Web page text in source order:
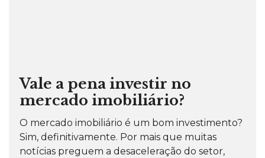
Vale a pena investir no
mercado imobiliário?
O mercado imobiliário é um bom investimento?
Sim, definitivamente. Por mais que muitas
notícias preguem a desaceleração do setor,